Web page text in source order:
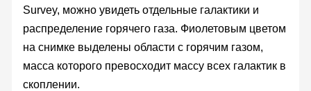
Survey, можно увидеть отдельные галактики и
распределение горячего газа. Фиолетовым цветом
на снимке выделены области с горячим газом,
масса которого превосходит массу всех галактик в
скоплении.